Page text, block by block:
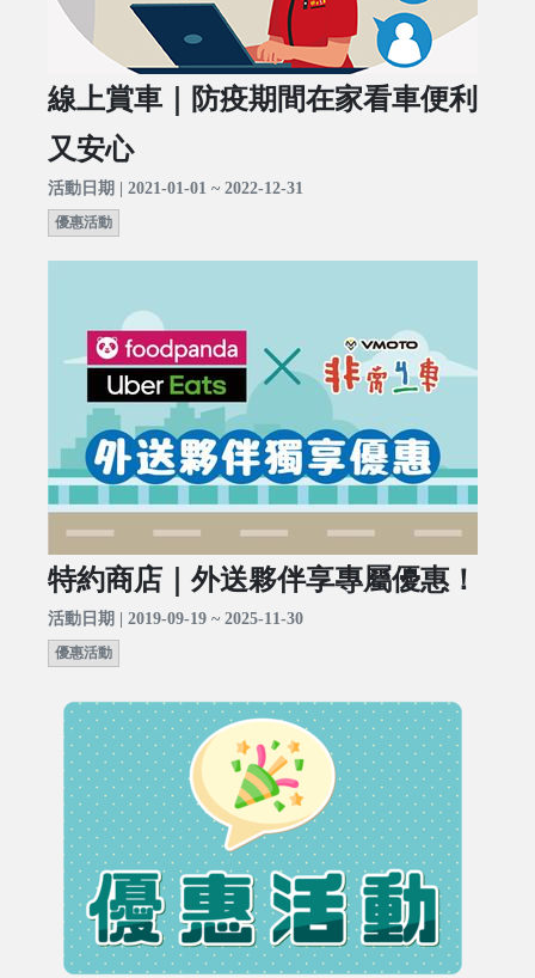
線上賞車｜防疫期間在家看車便利
又安心
活動日期 | 2021-01-01 ~ 2022-12-31
優惠活動
特約商店｜外送夥伴享專屬優惠！
活動日期 | 2019-09-19 ~ 2025-11-30
優惠活動